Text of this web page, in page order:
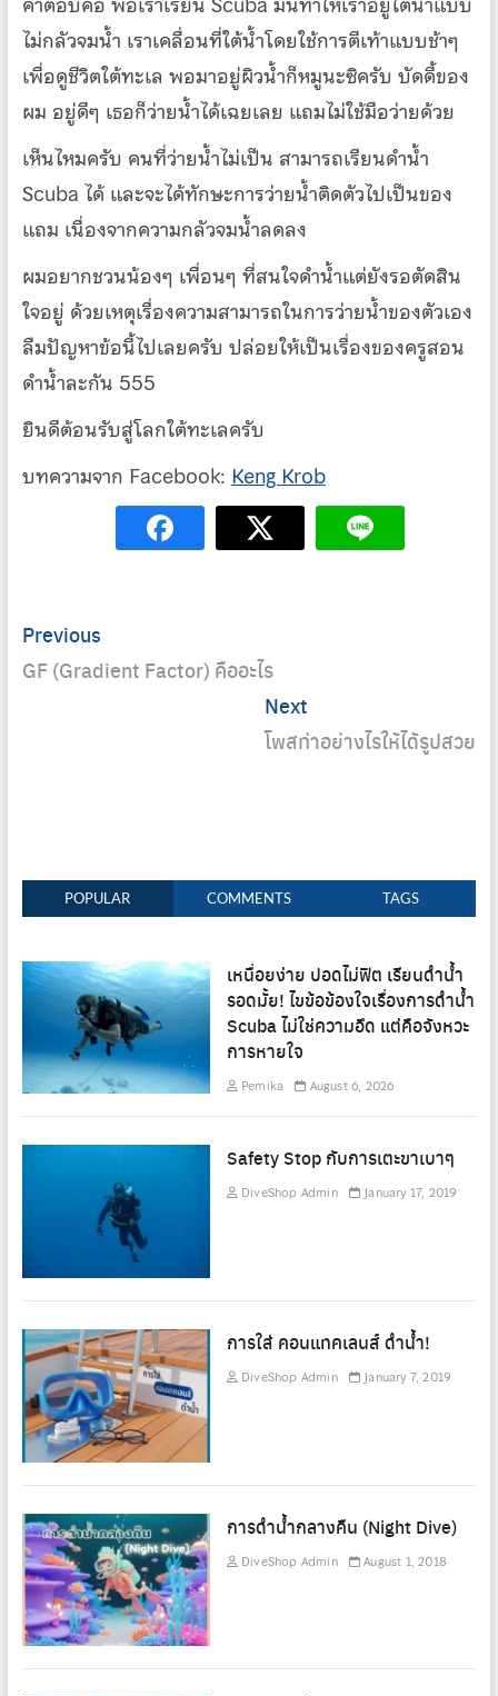
ไม่กลัวจมน้ำ เราเคลื่อนที่ใต้น้ำโดยใช้การตีเท้าแบบช้าๆ
เพื่อดูชีวิตใต้ทะเล พอมาอยู่ผิวน้ำก็หมูนะซิครับ บัดดี้ของ
ผม อยู่ดีๆ เธอก็ว่ายน้ำได้เฉยเลย แถมไม่ใช้มือว่ายด้วย
เห็นไหมครับ คนที่ว่ายน้ำไม่เป็น สามารถเรียนดำน้ำ
Scuba ได้ และจะได้ทักษะการว่ายน้ำติดตัวไปเป็นของ
แถม เนื่องจากความกลัวจมน้ำลดลง
ผมอยากชวนน้องๆ เพื่อนๆ ที่สนใจดำน้ำแต่ยังรอตัดสิน
ใจอยู่ ด้วยเหตุเรื่องความสามารถในการว่ายน้ำของตัวเอง
ลืมปัญหาข้อนี้ไปเลยครับ ปล่อยให้เป็นเรื่องของครูสอน
ดำน้ำละกัน 555
ยินดีต้อนรับสู่โลกใต้ทะเลครับ
บทความจาก Facebook: Keng Krob
Post
navigation
PreviousPrevious
post:
GF (Gradient Factor) คืออะไร
Next
post:
โพสท่าอย่างไรให้ได้รูปสวย
POPULAR COMMENTS TAGS
เหนื่อยง่าย ปอดไม่ฟิต เรียนดำน้ำ
รอดมั้ย! ไขข้อข้องใจเรื่องการดำน้ำ
Scuba ไม่ใช่ความอึด แต่คือจังหวะ
การหายใจ
Pemika August 6, 2026
Safety Stop กับการเตะขาเบาๆ
DiveShop Admin January 17, 2019
การใส่ คอนแทคเลนส์ ดำน้ำ!
DiveShop Admin January 7, 2019
การดำน้ำกลางคืน (Night Dive)
DiveShop Admin August 1, 2018